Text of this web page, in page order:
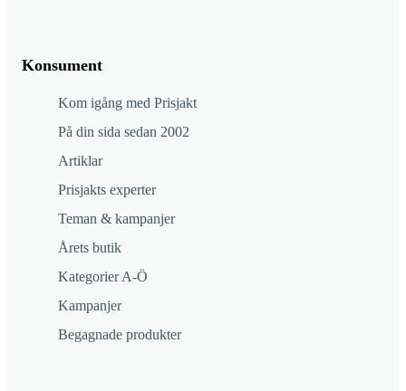
Konsument
Kom igång med Prisjakt
På din sida sedan 2002
Artiklar
Prisjakts experter
Teman & kampanjer
Årets butik
Kategorier A-Ö
Kampanjer
Begagnade produkter